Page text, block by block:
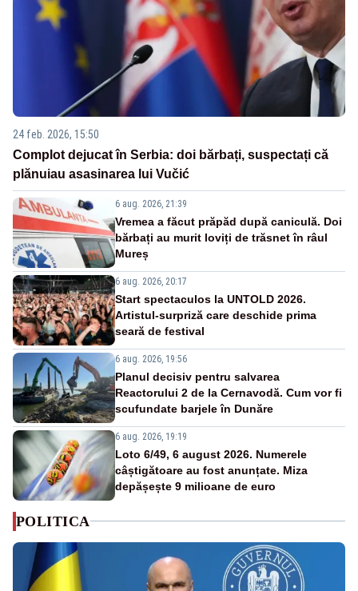
24 feb. 2026, 15:50
Complot dejucat în Serbia: doi bărbați, suspectați că
plănuiau asasinarea lui Vučić
6 aug. 2026, 21:39
Vremea a făcut prăpăd după caniculă. Doi
bărbați au murit loviți de trăsnet în râul
Mureș
6 aug. 2026, 20:17
Start spectaculos la UNTOLD 2026.
Artistul-surpriză care deschide prima
seară de festival
6 aug. 2026, 19:56
Planul decisiv pentru salvarea
Reactorului 2 de la Cernavodă. Cum vor fi
scufundate barjele în Dunăre
6 aug. 2026, 19:19
Loto 6/49, 6 august 2026. Numerele
câștigătoare au fost anunțate. Miza
depășește 9 milioane de euro
POLITICA